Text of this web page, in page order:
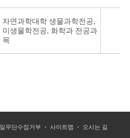
자연과학대학 생물과학전공,
미생물학전공, 화학과 전공과
목
무단수집거부 사이트맵 오시는 길